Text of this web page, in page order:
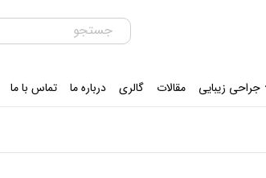
جراحی زیبایی مقالات گالری درباره ما تماس با ما